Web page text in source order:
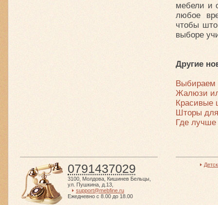
мебели и
любое
чтобы
выборе
Другие
Выбираем
Жалюзи
Красивые
Шторы для
Где лучше
0791437029
3100 Молдова Кишинев Бельцы
ул. Пушкина, д.13
support@mebfine.ru
Ежедневно с 8.00 до 18.00